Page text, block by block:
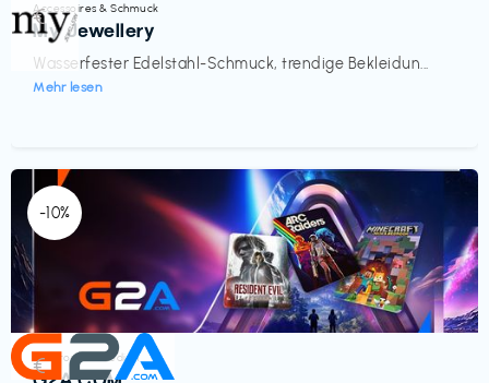
Accessoires & Schmuck
My Jewellery
Wasserfester Edelstahl-Schmuck, trendige Bekleidun...
Mehr lesen
€‎
-10%
Elektronik & Medien
€‎